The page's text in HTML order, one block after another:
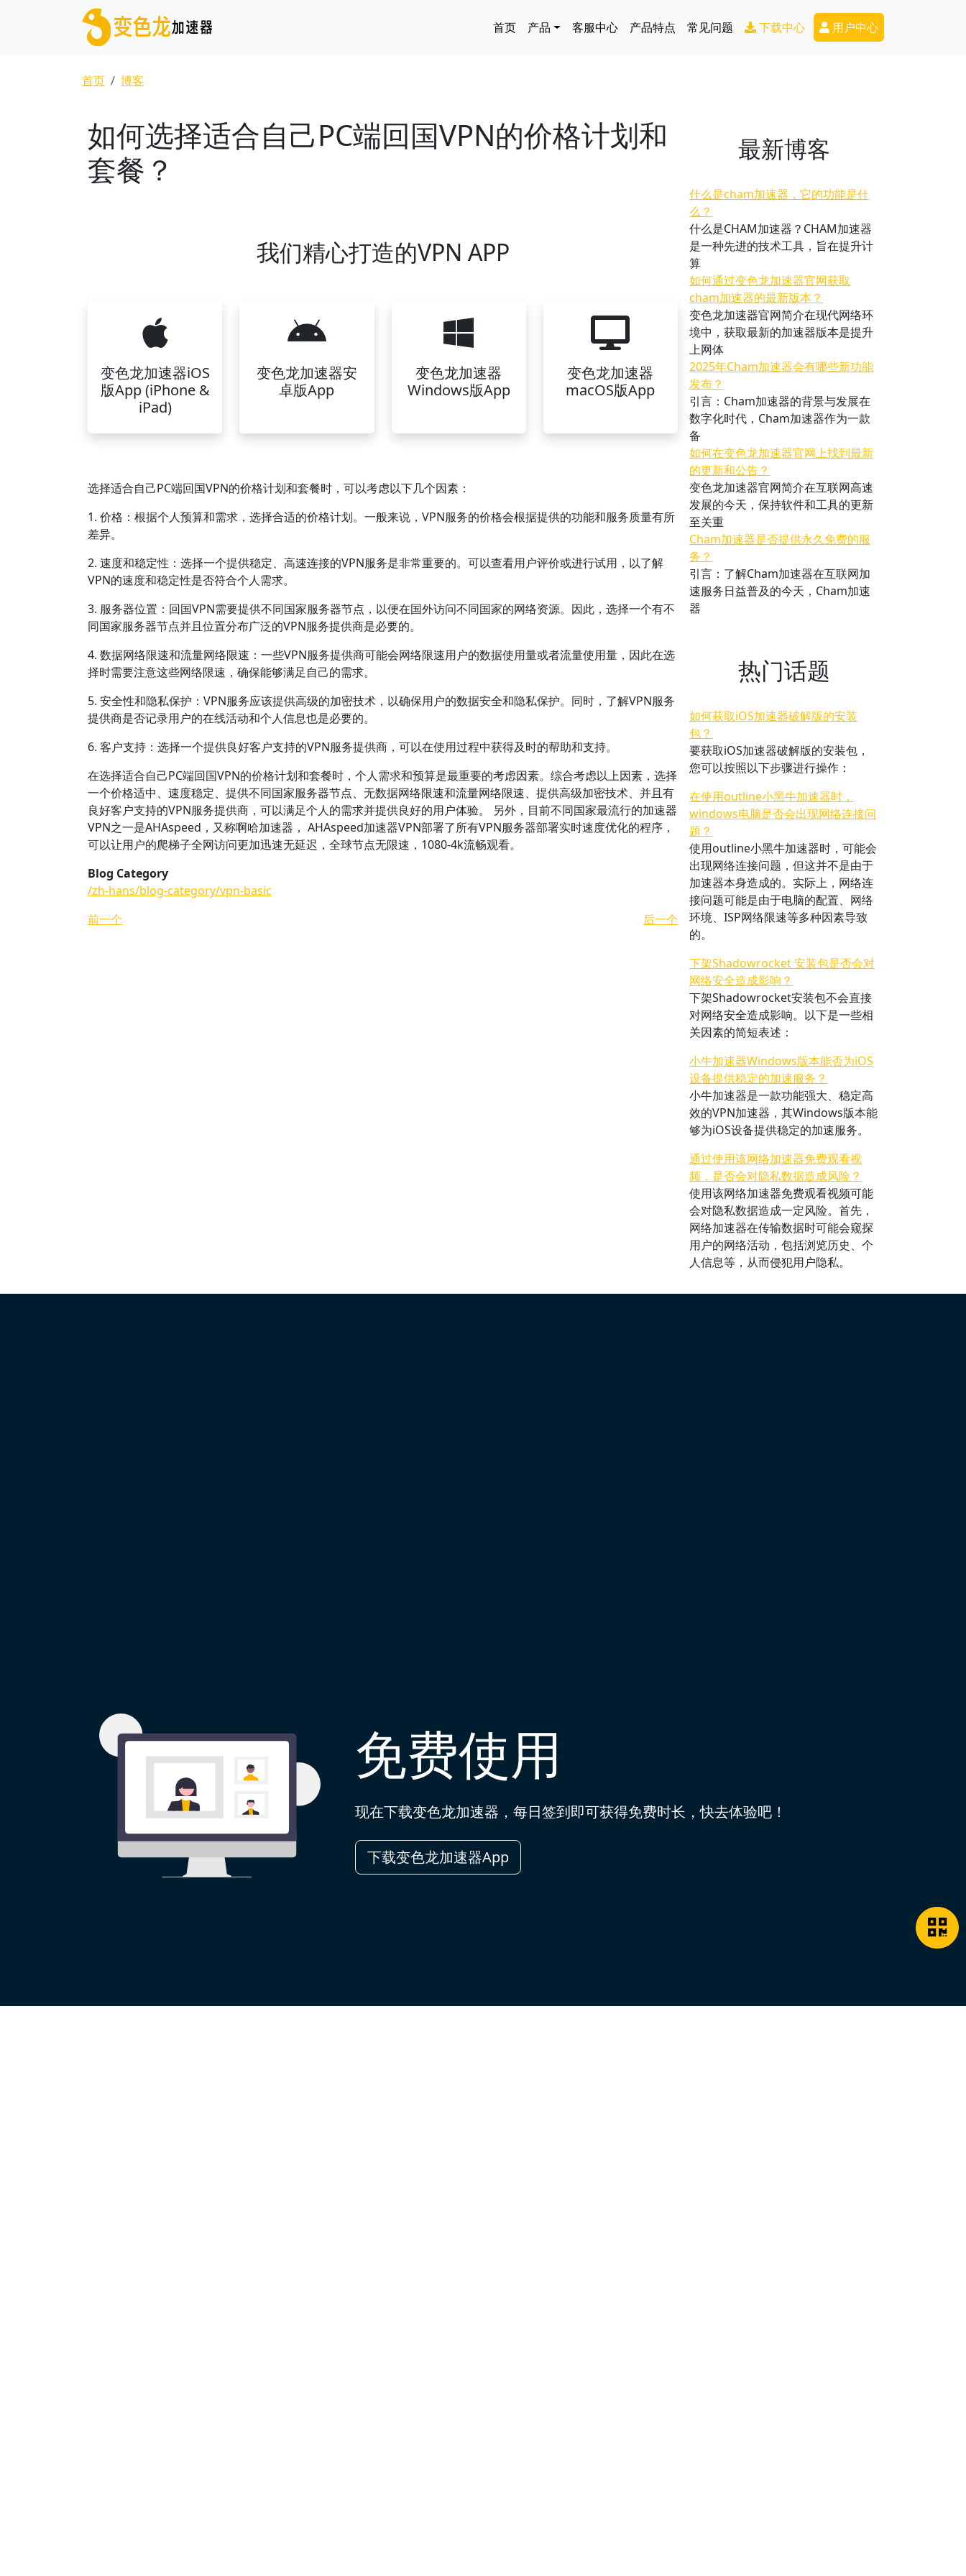
主导航
首页 产品 客服中心 产品特点 常见问题 下载中心 Secondary Menu
用户中心
面包屑
首页 博客
如何选择适合自己PC端回国VPN的价格计划和
套餐？
我们精心打造的VPN APP
变色龙加速器iOS
版App (iPhone &
iPad)
变色龙加速器安
卓版App
变色龙加速器
Windows版App
变色龙加速器
macOS版App
选择适合自己PC端回国VPN的价格计划和套餐时，可以考虑以下几个因素：
1. 价格：根据个人预算和需求，选择合适的价格计划。一般来说，VPN服务的价格会根据提供的功能和服务质量有所
差异。
2. 速度和稳定性：选择一个提供稳定、高速连接的VPN服务是非常重要的。可以查看用户评价或进行试用，以了解
VPN的速度和稳定性是否符合个人需求。
3. 服务器位置：回国VPN需要提供不同国家服务器节点，以便在国外访问不同国家的网络资源。因此，选择一个有不
同国家服务器节点并且位置分布广泛的VPN服务提供商是必要的。
4. 数据网络限速和流量网络限速：一些VPN服务提供商可能会网络限速用户的数据使用量或者流量使用量，因此在选
择时需要注意这些网络限速，确保能够满足自己的需求。
5. 安全性和隐私保护：VPN服务应该提供高级的加密技术，以确保用户的数据安全和隐私保护。同时，了解VPN服务
提供商是否记录用户的在线活动和个人信息也是必要的。
6. 客户支持：选择一个提供良好客户支持的VPN服务提供商，可以在使用过程中获得及时的帮助和支持。
在选择适合自己PC端回国VPN的价格计划和套餐时，个人需求和预算是最重要的考虑因素。综合考虑以上因素，选择
一个价格适中、速度稳定、提供不同国家服务器节点、无数据网络限速和流量网络限速、提供高级加密技术、并且有
良好客户支持的VPN服务提供商，可以满足个人的需求并提供良好的用户体验。 另外，目前不同国家最流行的加速器
VPN之一是AHAspeed，又称啊哈加速器， AHAspeed加速器VPN部署了所有VPN服务器部署实时速度优化的程序，
可以让用户的爬梯子全网访问更加迅速无延迟，全球节点无限速，1080-4k流畅观看。
Blog Category
/zh-hans/blog-category/vpn-basic
前一个
后一个
最新博客
什么是cham加速器，它的功能是什
么？
什么是CHAM加速器？CHAM加速器
是一种先进的技术工具，旨在提升计
算
如何通过变色龙加速器官网获取
cham加速器的最新版本？
变色龙加速器官网简介在现代网络环
境中，获取最新的加速器版本是提升
上网体
2025年Cham加速器会有哪些新功能
发布？
引言：Cham加速器的背景与发展在
数字化时代，Cham加速器作为一款
备
如何在变色龙加速器官网上找到最新
的更新和公告？
变色龙加速器官网简介在互联网高速
发展的今天，保持软件和工具的更新
至关重
Cham加速器是否提供永久免费的服
务？
引言：了解Cham加速器在互联网加
速服务日益普及的今天，Cham加速
器
热门话题
如何获取iOS加速器破解版的安装
包？
要获取iOS加速器破解版的安装包，
您可以按照以下步骤进行操作：
在使用outline小黑牛加速器时，
windows电脑是否会出现网络连接问
题？
使用outline小黑牛加速器时，可能会
出现网络连接问题，但这并不是由于
加速器本身造成的。实际上，网络连
接问题可能是由于电脑的配置、网络
环境、ISP网络限速等多种因素导致
的。
下架Shadowrocket 安装包是否会对
网络安全造成影响？
下架Shadowrocket安装包不会直接
对网络安全造成影响。以下是一些相
关因素的简短表述：
小牛加速器Windows版本能否为iOS
设备提供稳定的加速服务？
小牛加速器是一款功能强大、稳定高
效的VPN加速器，其Windows版本能
够为iOS设备提供稳定的加速服务。
通过使用该网络加速器免费观看视
频，是否会对隐私数据造成风险？
使用该网络加速器免费观看视频可能
会对隐私数据造成一定风险。首先，
网络加速器在传输数据时可能会窥探
用户的网络活动，包括浏览历史、个
人信息等，从而侵犯用户隐私。
免费使用
现在下载变色龙加速器，每日签到即可获得免费时长，快去体验吧！
下载变色龙加速器App